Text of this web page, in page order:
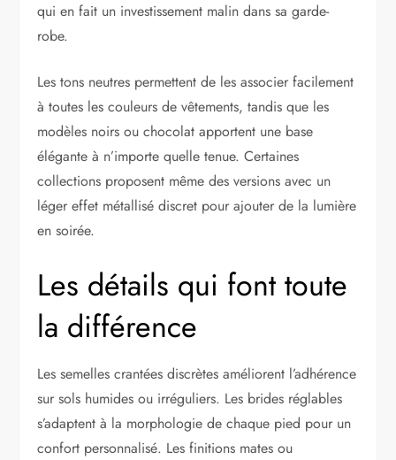
qui en fait un investissement malin dans sa garde-
robe.
Les tons neutres permettent de les associer facilement
à toutes les couleurs de vêtements, tandis que les
modèles noirs ou chocolat apportent une base
élégante à n’importe quelle tenue. Certaines
collections proposent même des versions avec un
léger effet métallisé discret pour ajouter de la lumière
en soirée.
Les détails qui font toute
la différence
Les semelles crantées discrètes améliorent l’adhérence
sur sols humides ou irréguliers. Les brides réglables
s’adaptent à la morphologie de chaque pied pour un
confort personnalisé. Les finitions mates ou